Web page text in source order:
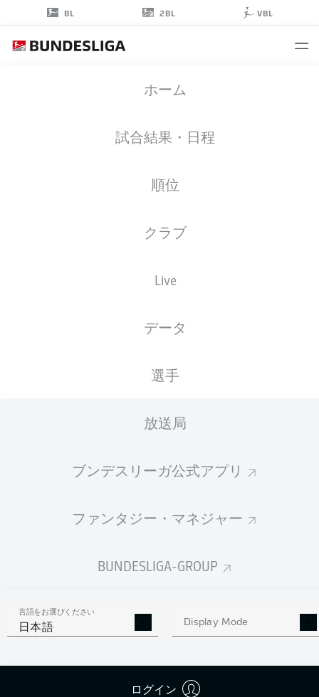
BL 2BL VBL
ホーム
試合結果・日程
順位
クラブ
Live
データ
選手
放送局
ブンデスリーガ公式アプリ
ファンタジー・マネジャー
BUNDESLIGA-GROUP
言語をお選びください
日本語 Display Mode
ログイン
05.08.1994
統計 シーズン 2025/2026
AERIAL DUELS
WON